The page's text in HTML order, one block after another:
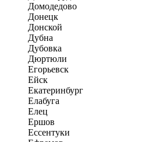
Домодедово
Донецк
Донской
Дубна
Дубовка
Дюртюли
Егорьевск
Ейск
Екатеринбург
Елабуга
Елец
Ершов
Ессентуки